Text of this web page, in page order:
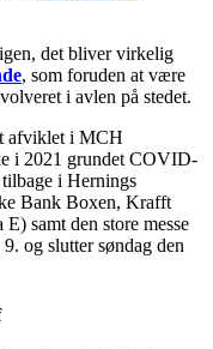
det bliver virkelig
, som foruden at være
i avlen på stedet.
afviklet i MCH
i 2021 grundet COVID-
i Hernings
Bank Boxen, Krafft
samt den store messe
og slutter søndag den